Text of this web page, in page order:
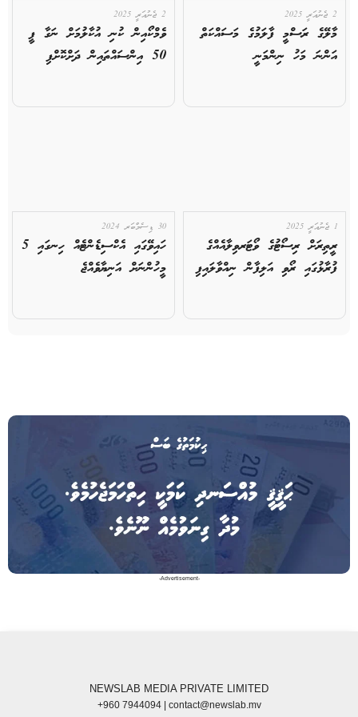
2 ޖެނުއަރީ 2025
މާލޭގެ ރަސްމީ ފާލަމުގެ މަސައްކަތް
އަންނަ މަހު ނިންމަނީ
2 ޖެނުއަރީ 2025
ވެމްކޯއިން ކުނި އުކާލުމަށް ނަގާ ފީ
50 އިންސައްތައިން ދަށްކޮށްފި
1 ޖެނުއަރީ 2025
ރީތިރަށް ރިސޯޓުގެ ވޯޓަރވިލާއެއްގެ
ފުރާޅުގައި ރޯވި އަލިފާން ނިއްވާލައިފި
30 ޑިސެމްބަރ 2024
ހައިވޭގައި އެކްސިޑެންޓެއް ހިނގައި 5
މީހުންނަށް އަނިޔާވެއްޖެ
-Advertisement-
NEWSLAB MEDIA PRIVATE LIMITED
+960 7944094 | contact@newslab.mv